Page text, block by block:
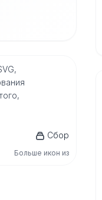
Сбор
Больше икон из